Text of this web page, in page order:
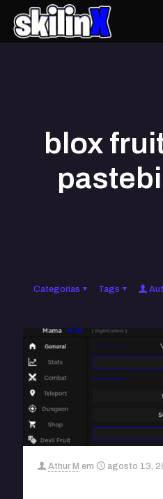
blox
Categorias Tags
Athur M em agosto 13,